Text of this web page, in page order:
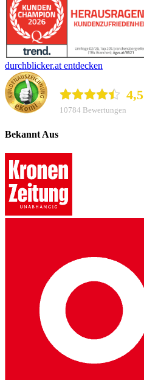
durchblicker.at entdecken
4,5
10784 Bewertungen
Bekannt Aus